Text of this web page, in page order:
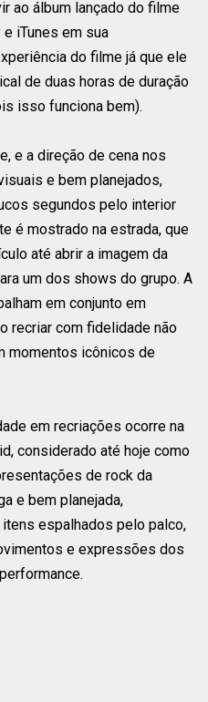
ao álbum lançado do filme
iTunes em sua
do filme já que ele
de duas horas de duração
isso funciona bem).
e a direção de cena nos
e bem planejados,
segundos pelo interior
é mostrado na estrada, que
até abrir a imagem da
um dos shows do grupo. A
em conjunto em
recriar com fidelidade não
momentos icônicos de
em recriações ocorre na
considerado até hoje como
de rock da
e bem planejada,
espalhados pelo palco,
e expressões dos